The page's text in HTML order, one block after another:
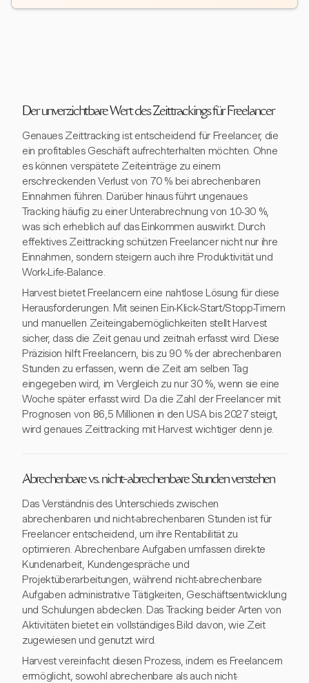
Der unverzichtbare Wert des Zeittrackings für Freelancer
Genaues Zeittracking ist entscheidend für Freelancer, die
ein profitables Geschäft aufrechterhalten möchten. Ohne
es können verspätete Zeiteinträge zu einem
erschreckenden Verlust von 70 % bei abrechenbaren
Einnahmen führen. Darüber hinaus führt ungenaues
Tracking häufig zu einer Unterabrechnung von 10-30 %,
was sich erheblich auf das Einkommen auswirkt. Durch
effektives Zeittracking schützen Freelancer nicht nur ihre
Einnahmen, sondern steigern auch ihre Produktivität und
Work-Life-Balance.
Harvest bietet Freelancern eine nahtlose Lösung für diese
Herausforderungen. Mit seinen Ein-Klick-Start/Stopp-Timern
und manuellen Zeiteingabemöglichkeiten stellt Harvest
sicher, dass die Zeit genau und zeitnah erfasst wird. Diese
Präzision hilft Freelancern, bis zu 90 % der abrechenbaren
Stunden zu erfassen, wenn die Zeit am selben Tag
eingegeben wird, im Vergleich zu nur 30 %, wenn sie eine
Woche später erfasst wird. Da die Zahl der Freelancer mit
Prognosen von 86,5 Millionen in den USA bis 2027 steigt,
wird genaues Zeittracking mit Harvest wichtiger denn je.
Abrechenbare vs. nicht-abrechenbare Stunden verstehen
Das Verständnis des Unterschieds zwischen
abrechenbaren und nicht-abrechenbaren Stunden ist für
Freelancer entscheidend, um ihre Rentabilität zu
optimieren. Abrechenbare Aufgaben umfassen direkte
Kundenarbeit, Kundengespräche und
Projektüberarbeitungen, während nicht-abrechenbare
Aufgaben administrative Tätigkeiten, Geschäftsentwicklung
und Schulungen abdecken. Das Tracking beider Arten von
Aktivitäten bietet ein vollständiges Bild davon, wie Zeit
zugewiesen und genutzt wird.
Harvest vereinfacht diesen Prozess, indem es Freelancern
ermöglicht, sowohl abrechenbare als auch nicht-